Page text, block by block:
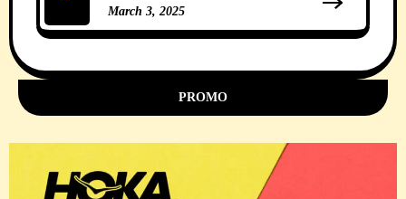
March 3, 2025
11 Comments
PROMO